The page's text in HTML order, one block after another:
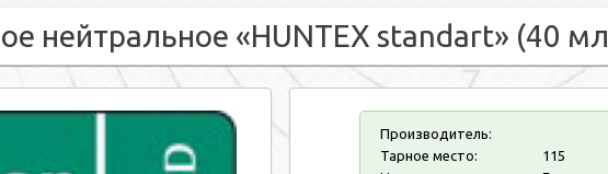
нейтральное «HUNTEX standart» (40
Производитель:
Тарное место:
115